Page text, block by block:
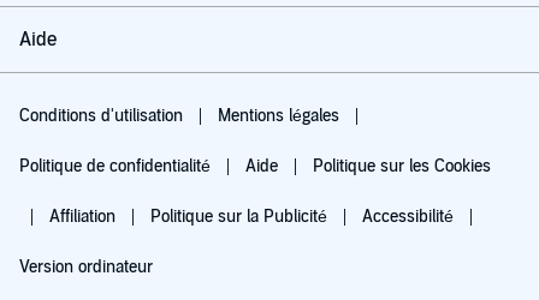
Aide
Conditions d'utilisation Mentions légales
Politique de confidentialité Aide Politique sur les Cookies
Affiliation Politique sur la Publicité Accessibilité
Version ordinateur